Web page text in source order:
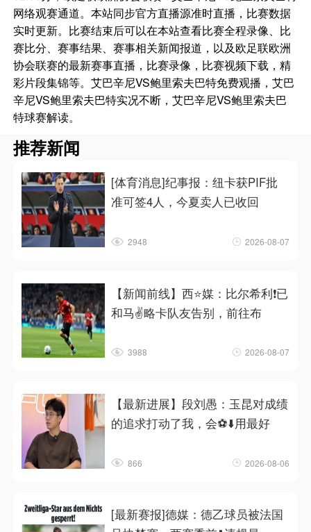
网络观赛通道。本站同步官方直播源准时直播，比赛数据
实时更新。比赛结束后可以在本站查看比赛全程录像、比
赛比分、赛事结果、赛事相关新闻报道，以及欧足联欧洲
协会联赛的最新赛事直播，比赛录像，比赛视频下载，精
彩片段集锦等。艾巴辛尼VS鲍里索夫巴特免费观播，艾巴
辛尼VS鲍里索夫巴特实况不断，艾巴辛尼VS鲍里索夫巴
特球赛解读。
推荐新闻
[体育消息]纪事报：纽卡获PIF批
准可签4人，今夏卖人已收回
2948 2026-08-07
【新闻前线】西⭐媒：比尔希利❗已
和马✌️略卡队友告别，前往布
3988 2026-08-07
【最新进展】段刘愚：玉昆对成绩
的追求打动了我，会⚽⬇️用最好
866 2026-08-06
[最新赛报]德媒：德乙球员被法国